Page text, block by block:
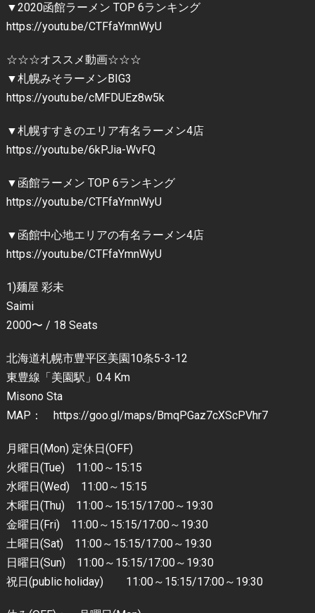
▼2020函館ラーメン TOP 6ランキング
https://youtu.be/CTFfaYmnWyU
☆☆☆オススメ動画☆☆☆
▼札幌みそラーメンBIG3
https://youtu.be/cMFDUEz8w5k
▼札幌すすきのエリア有名ラーメン4店
https://youtu.be/6kPJia-WvFQ
▼函館ラーメン TOP 6ランキング
https://youtu.be/CTFfaYmnWyU
▼函館中心地エリアの有名ラーメン4店
https://youtu.be/CTFfaYmnWyU
1)麺屋 彩未
Saimi
2000〜 / 18 Seats
北海道札幌市豊平区美園10条5-3-12
東豊線「美園駅」0.4 Km
Misono Sta
MAP： https://goo.gl/maps/BmqPGaz7cXScPVhr7
月曜日(Mon) 定休日(OFF)
火曜日(Tue) 11:00～15:15
水曜日(Wed) 11:00～15:15
木曜日(Thu) 11:00～15:15/17:00～19:30
金曜日(Fri) 11:00～15:15/17:00～19:30
土曜日(Sat) 11:00～15:15/17:00～19:30
日曜日(Sun) 11:00～15:15/17:00～19:30
祝日(public holiday) 11:00～15:15/17:00～19:30